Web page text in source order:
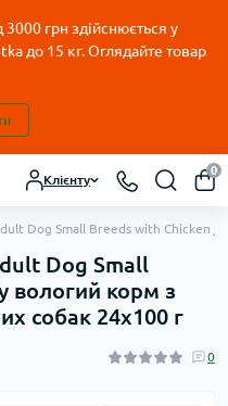
грн здійснюється у
до 15 кг. Оглядайте товар
Клієнту
0
Dog Small Breeds with Chicken
Dog Small
вологий корм з
собак 24х100 г
0